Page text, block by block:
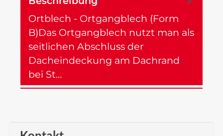
Ortblech - Ortgangblech (Form
B)Das Ortgangblech nutzt man als
seitlichen Abschluss der
Dacheindeckung am Dachrand
bei St…